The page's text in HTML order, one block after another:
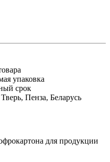
упаковка
срок
Пенза, Беларусь
для продукции